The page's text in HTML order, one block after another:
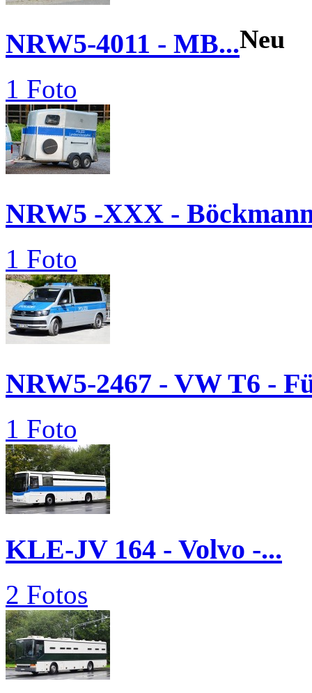
NRW5-4011 - MB...Neu
1 Foto
NRW5 -XXX -
1 Foto
NRW5-2467 - VW T6 -
1 Foto
KLE-JV 164 - Volvo -...
2 Fotos